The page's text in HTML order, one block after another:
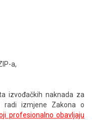
a,
izvođačkih naknada za
radi izmjene Zakona o
profesionalno obavljaju